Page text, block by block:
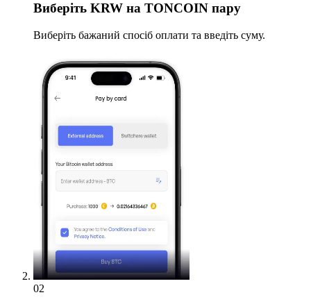
Виберіть KRW на TONCOIN пару
Виберіть бажаний спосіб оплати та введіть суму.
02